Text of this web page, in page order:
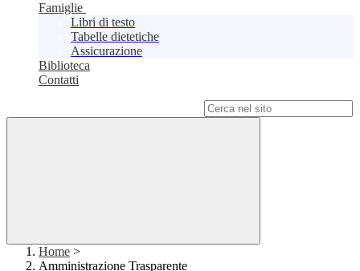
Famiglie
Libri di testo
Tabelle dietetiche
Assicurazione
Biblioteca
Contatti
Home >
Amministrazione Trasparente